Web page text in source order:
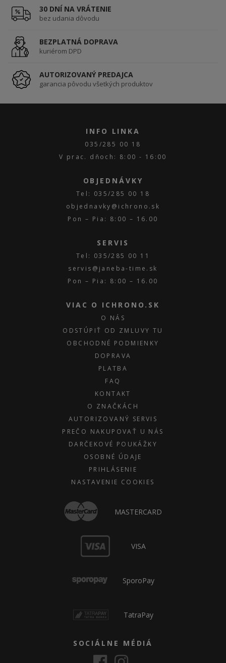
30 DNÍ NA VRÁTENIE
bez udania dôvodu
BEZPLATNÁ DOPRAVA
kuriérom DPD
AUTORIZOVANÝ PREDAJCA
garancia pôvodu všetkých produktov
INFO LINKA
035/285 00 18
V prac. dňoch: 8:00 - 16:00
OBJEDNÁVKY
Tel: 035/285 00 18
objednavky@ichrono.sk
Pon – Pia: 8:00 – 16.00
SERVIS
Tel: 035/285 00 11
servis@janeba-time.sk
Pon – Pia: 8:00 – 16.00
VIAC O ICHRONO.SK
O NÁS
ODSTÚPIŤ OD ZMLUVY TU
OBCHODNÉ PODMIENKY
DOPRAVA
PLATBA
FAQ
KONTAKT
O ZNAČKÁCH
AUTORIZOVANÝ SERVIS
PREČO NAKUPOVAŤ U NÁS
DARČEKOVÉ POUKÁŽKY
OSOBNÉ ÚDAJE
PRIHLÁSENIE
NASTAVENIE COOKIES
MASTERCARD
VISA
SporoPay
TatraPay
SOCIÁLNE MÉDIÁ